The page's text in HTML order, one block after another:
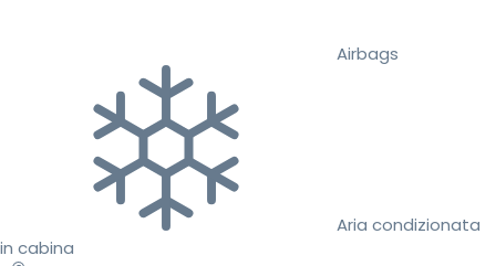
Airbags
Aria condizionata
in cabina